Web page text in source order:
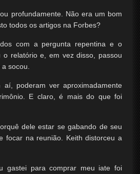
profundamente. Não era um bom
todos os artigos na Forbes?
com a pergunta repentina e o
o relatório e, em vez disso, passou
socou.
poderam ver aproximadamente
E claro, é mais do que foi
dele estar se gabando de seu
focar na reunião. Keith distorceu a
gastei para comprar meu iate foi